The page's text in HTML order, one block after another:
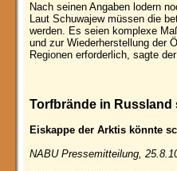
Nach seinen Angaben lodern
Laut Schuwajew müssen die
werden. Es seien komplexe
und zur Wiederherstellung der
Regionen erforderlich, sagte
Torfbrände in Russland
Eiskappe der Arktis könnte
NABU Pressemitteilung,